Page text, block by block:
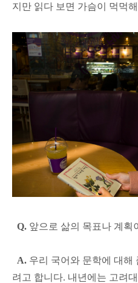
지만 읽다 보면 가슴이 먹먹
Q. 앞으로 삶의 목표나 계획
A. 우리 국어와 문학에 대해
려고 합니다. 내년에는 고려